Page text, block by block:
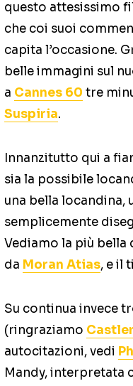
questo attesissimo
che coi suoi
capita l’occasione.
belle immagini sul
a Cannes 60 tre
Suspiria.
Innanzitutto qui a
sia la possibile
una bella locandina,
semplicemente
Vediamo la più
da Moran Atias, e il
Su continua invece
(ringraziamo
autocitazioni, vedi
Mandy, interpretata